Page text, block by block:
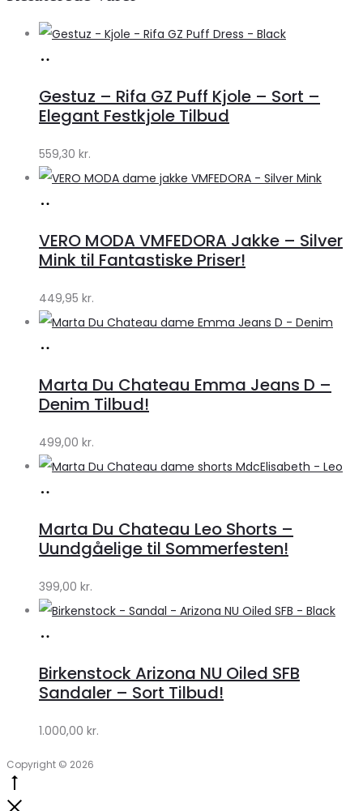
Lykke
by
Lykke
Gestuz – Rifa GZ Puff Kjole – Sort –
Elegant Festkjole Tilbud
559,30 kr.
Klædeskabet.dk
VERO MODA VMFEDORA Jakke – Silver
Mink til Fantastiske Priser!
449,95 kr.
Klædeskabet.dk
Marta Du Chateau Emma Jeans D –
Denim Tilbud!
499,00 kr.
Klædeskabet.dk
Marta Du Chateau Leo Shorts –
Uundgåelige til Sommerfesten!
399,00 kr.
Lykke
Lykke
Birkenstock Arizona NU Oiled SFB
Sandaler – Sort Tilbud!
1.000,00 kr.
Copyright © 2026